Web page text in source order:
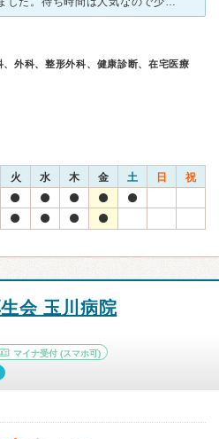
外科、整形外科、健康診断、在宅医療
火 水 木 金 土 日 祝
会 玉川病院
マイナ受付 (スマホ可)